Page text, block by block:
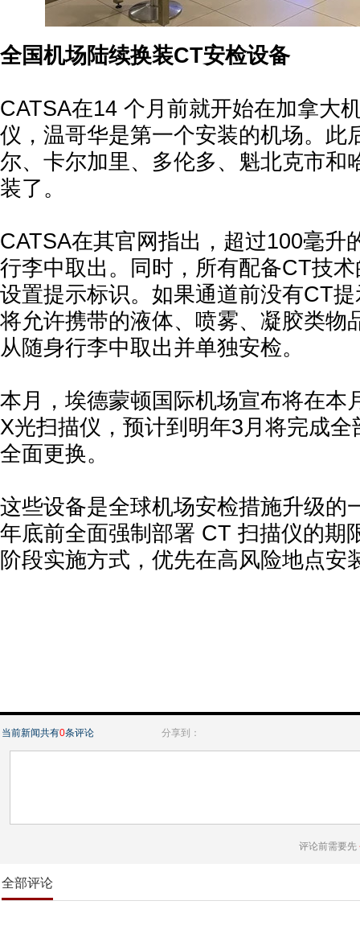
全国机场陆续换装CT安检设备
CATSA在14 个月前就开始在加拿大
仪，温哥华是第一个安装的机场。此
尔、卡尔加里、多伦多、魁北克市和
装了。
CATSA在其官网指出，超过100毫升
行李中取出。同时，所有配备CT技
设置提示标识。如果通道前没有CT
将允许携带的液体、喷雾、凝胶类物
从随身行李中取出并单独安检。
本月，埃德蒙顿国际机场宣布将在本
X光扫描仪，预计到明年3月将完成
全面更换。
这些设备是全球机场安检措施升级的
年底前全面强制部署 CT 扫描仪的期
阶段实施方式，优先在高风险地点安
当前新闻共有0条评论 分享到：
评论前需要先
全部评论